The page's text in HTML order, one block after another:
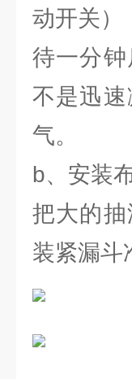
动开关）
待一分
不是迅
气。
b、安装
把大的
装紧漏斗